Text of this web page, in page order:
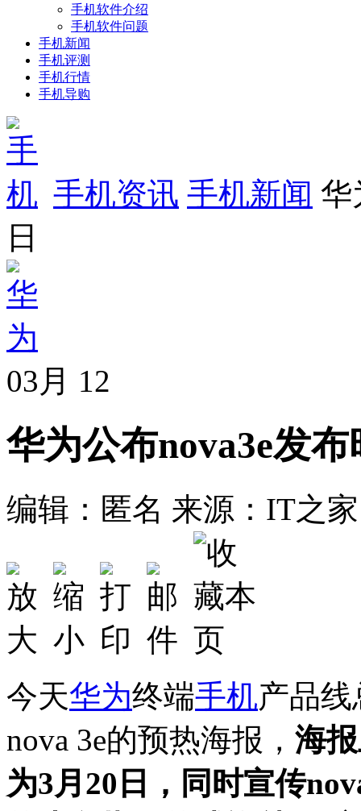
手机软件介绍
手机软件问题
手机新闻
手机评测
手机行情
手机导购
手机资讯 手机新闻 华
日
03月 12
华为公布nova3e发
编辑：匿名 来源：IT之家
今天华为终端手机产品
nova 3e的预热海报， 海
为3月20日，同时宣传